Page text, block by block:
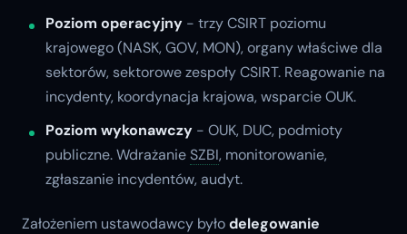
Poziom operacyjny - trzy CSIRT poziomu
krajowego (NASK, GOV, MON), organy właściwe dla
sektorów, sektorowe zespoły CSIRT. Reagowanie na
incydenty, koordynacja krajowa, wsparcie OUK.
Poziom wykonawczy - OUK, DUC, podmioty
publiczne. WdrażanieSZBI, monitorowanie,
zgłaszanie incydentów, audyt.
Założeniem ustawodawcy byłodelegowanie